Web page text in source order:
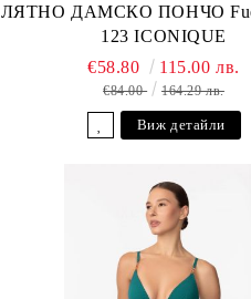
ЛЯТНО ДАМСКО ПОНЧО
123 ICONIQUE
€58.80 115.00 лв.
€84.00 164.29 лв.
Виж детайли